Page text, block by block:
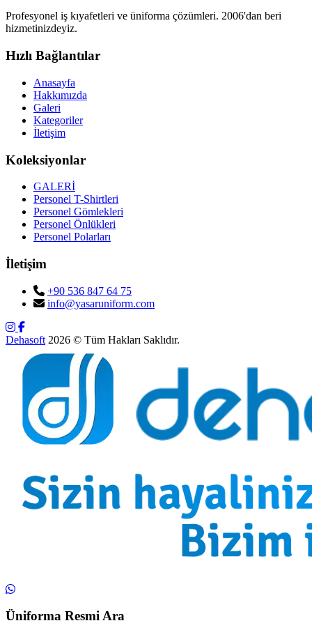
Profesyonel iş kıyafetleri ve üniforma çözümleri. 2006'dan beri
hizmetinizdeyiz.
Hızlı Bağlantılar
Anasayfa
Hakkımızda
Galeri
Kategoriler
İletişim
Koleksiyonlar
GALERİ
Personel T-Shirtleri
Personel Gömlekleri
Personel Önlükleri
Personel Polarları
İletişim
+90 536 847 64 75
info@yasaruniform.com
Dehasoft 2026 © Tüm Hakları Saklıdır.
Üniforma Resmi Ara